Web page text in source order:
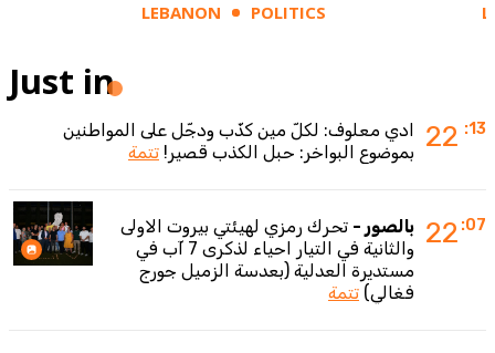
LEBANON POLITICS
Just in
22 :13
ادي معلوف: لكلّ مين كذّب ودجّل على المواطنين
بموضوع البواخر: حبل الكذب قصير! تتمة
22 :07 بالصور - تحرك رمزي لهيئتي بيروت الاولى
والثانية في التيار احياء لذكرى 7 آب في
مستديرة العدلية (بعدسة الزميل جورج
فغالي) تتمة